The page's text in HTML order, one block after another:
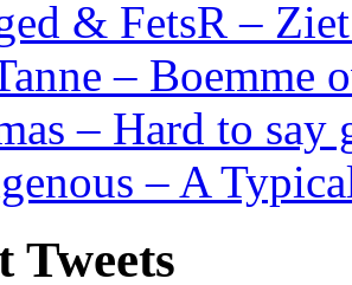
& FetsR –
– Boemme
– Hard to say
– A
Tweets